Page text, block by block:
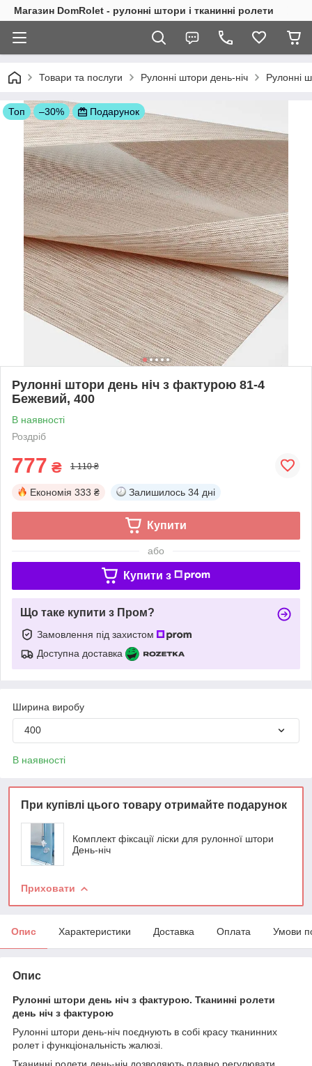
Магазин DomRolet - рулонні штори і тканинні ролети
Товари та послуги Рулонні штори день-ніч Рулонні
Топ –30% Подарунок
Рулонні штори день ніч з фактурою 81-4
Бежевий, 400
В наявності
Роздріб
777 ₴ 1 110 ₴
Економія 333 ₴ Залишилось 34 дні
Купити
або
Купити з
Що таке купити з Пром?
Замовлення під захистом
Доступна доставка
Ширина виробу
400
В наявності
При купівлі цього товару отримайте подарунок
Комплект фіксації ліски для рулонної штори
День-ніч
Приховати
Опис Характеристики Доставка Оплата Умови
Опис
Рулонні штори день ніч з фактурою. Тканинні ролети
день ніч з фактурою
Рулонні штори день-ніч поєднують в собі красу тканинних
ролет і функціональність жалюзі.
Тканинні ролети день-ніч дозволяють плавно регулювати